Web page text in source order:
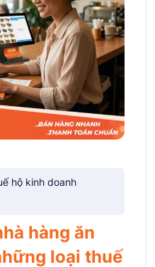
hộ kinh doanh
hàng ăn
loại thuế